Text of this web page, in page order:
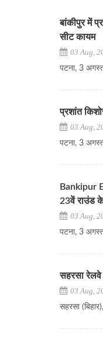
बांकीपुर में
सीट कायम
03 Aug,
पटना, 3
प्रशांत
03 Aug,
पटना, 3 अगस्त
Bankipur
23वें राउंड
03 Aug,
पटना, 3
सहरसा रेलवे
03 Aug,
सहरसा